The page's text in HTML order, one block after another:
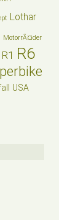
Lothar
MotorrÃ¤der
R1 R6
USA